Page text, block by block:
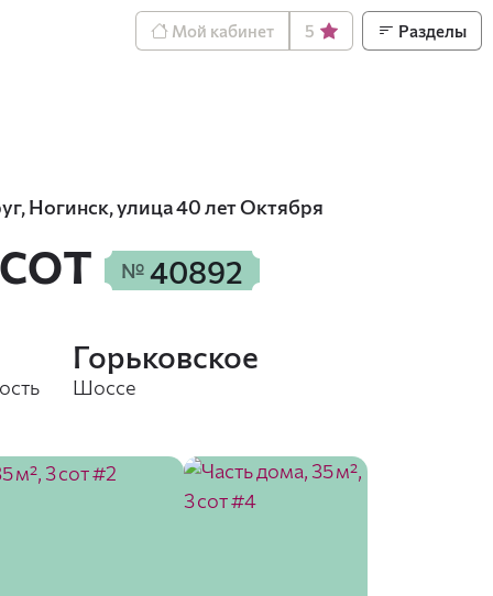
Мой кабинет 5 Разделы
Ногинск, улица 40 лет Октября
№ 40892
Горьковское
Шоссе